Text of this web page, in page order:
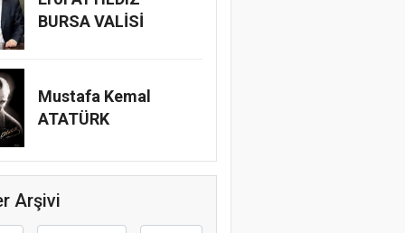
BURSA VALİSİ
Mustafa Kemal
ATATÜRK
Arşivi